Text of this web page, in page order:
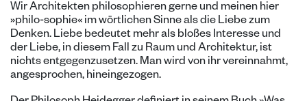
Wir Architekten philosophieren gerne und meinen hier
»philo-sophie« im wörtlichen Sinne als die Liebe zum
Denken. Liebe bedeutet mehr als bloßes Interesse und
der Liebe, in diesem Fall zu Raum und Architektur, ist
nichts entgegenzusetzen. Man wird von ihr vereinnahmt,
angesprochen, hineingezogen.